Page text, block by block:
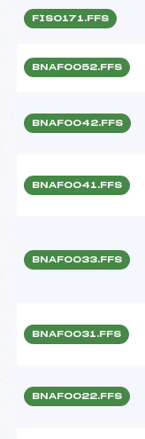
FIS0171.FFS
BNAF0052.FFS
BNAF0042.FFS
BNAF0041.FFS
BNAF0033.FFS
BNAF0031.FFS
BNAF0022.FFS